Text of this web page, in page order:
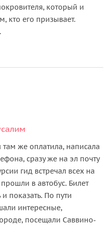
который и
кто его призывает.
же оплатила, написала
сразу же на эл почту
гид встречал всех на
в автобус. Билет
показать. По пути
интересные,
посещали Саввино-